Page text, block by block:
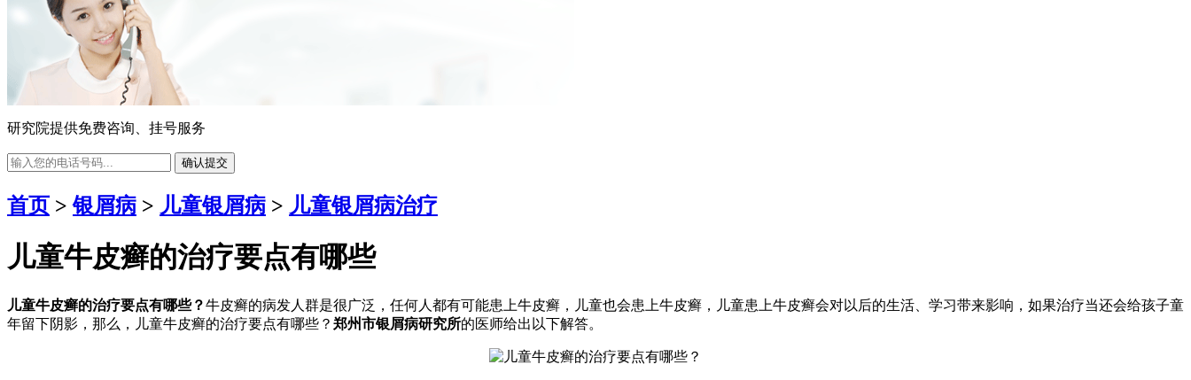
研究院提供免费咨询、挂号服务
确认提交
首页 >银屑病 > 儿童银屑病 > 儿童银屑病治疗
儿童牛皮癣的治疗要点有哪些
儿童牛皮癣的治疗要点有哪些？牛皮癣的病发人群是很广泛，任何人都有可能患上牛皮癣，儿童也会患上牛皮癣，儿童患上牛皮癣会对以后的生活、学习带来影响，如果治疗当还会给孩子童
年留下阴影，那么，儿童牛皮癣的治疗要点有哪些？ 郑州市银屑病研究所的医师给出以下解答。